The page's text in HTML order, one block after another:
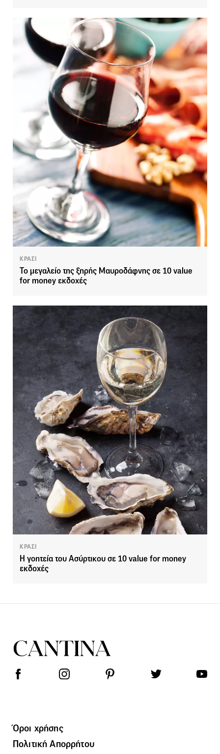
ΚΡΑΣΙ
Το μεγαλείο της ξηρής Μαυροδάφνης σε 10 value
for money εκδοχές
ΚΡΑΣΙ
Η γοητεία του Ασύρτικου σε 10 value for money
εκδοχές
Όροι χρήσης
Πολιτική Απορρήτου